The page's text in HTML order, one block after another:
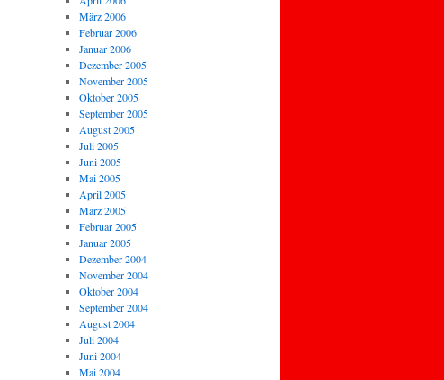
März 2006
Februar 2006
Januar 2006
Dezember 2005
November 2005
Oktober 2005
September 2005
August 2005
Juli 2005
Juni 2005
Mai 2005
April 2005
März 2005
Februar 2005
Januar 2005
Dezember 2004
November 2004
Oktober 2004
September 2004
August 2004
Juli 2004
Juni 2004
Mai 2004